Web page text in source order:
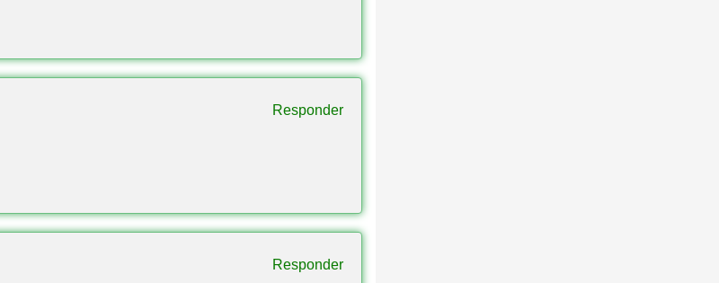
Responder
Responder